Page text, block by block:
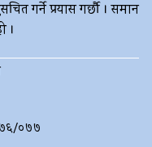
गर्ने प्रयास गर्छौ । समान
।
०७७